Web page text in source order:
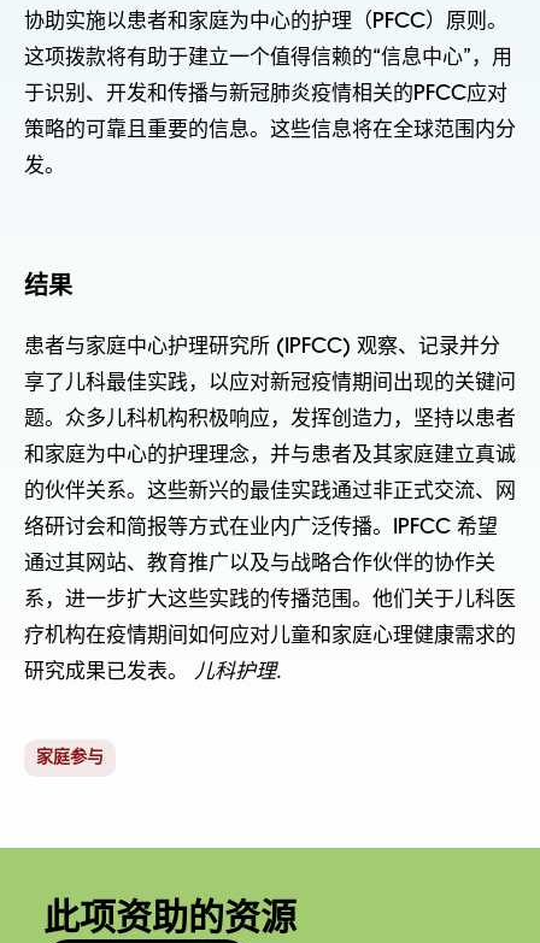
协助实施以患者和家庭为中心的护理（PFCC）原则。
这项拨款将有助于建立一个值得信赖的“信息中心”，用
于识别、开发和传播与新冠肺炎疫情相关的PFCC应对
策略的可靠且重要的信息。这些信息将在全球范围内分
发。
结果
患者与家庭中心护理研究所 (IPFCC) 观察、记录并分
享了儿科最佳实践，以应对新冠疫情期间出现的关键问
题。众多儿科机构积极响应，发挥创造力，坚持以患者
和家庭为中心的护理理念，并与患者及其家庭建立真诚
的伙伴关系。这些新兴的最佳实践通过非正式交流、网
络研讨会和简报等方式在业内广泛传播。IPFCC 希望
通过其网站、教育推广以及与战略合作伙伴的协作关
系，进一步扩大这些实践的传播范围。他们关于儿科医
疗机构在疫情期间如何应对儿童和家庭心理健康需求的
研究成果已发表。 儿科护理.
家庭参与
此项资助的资源